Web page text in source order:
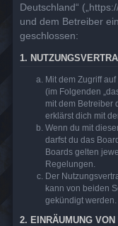
Deutschland“
und dem Betreiber
geschlossen:
1.
Mit dem Zugriff
(im Folgenden
mit dem Betreiber
erklärst dich mit
Wenn du mit
darfst du das
Boards gelten
Regelungen.
Der
kann von beiden
gekündigt werden.
2. EINRÄUMUNG VON